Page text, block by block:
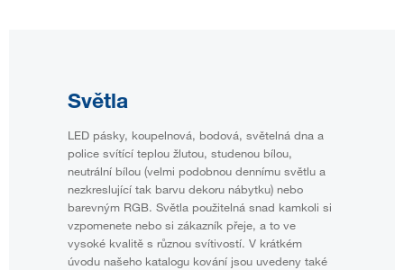
Světla
LED pásky, koupelnová, bodová, světelná dna a
police svítící teplou žlutou, studenou bílou,
neutrální bílou (velmi podobnou dennímu světlu a
nezkreslující tak barvu dekoru nábytku) nebo
barevným RGB. Světla použitelná snad kamkoli si
vzpomenete nebo si zákazník přeje, a to ve
vysoké kvalitě s různou svítivostí. V krátkém
úvodu našeho katalogu kování jsou uvedeny také